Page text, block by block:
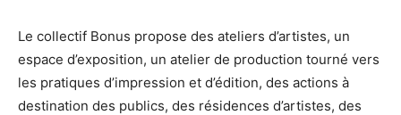
Le collectif Bonus propose des ateliers d’artistes, un
espace d’exposition, un atelier de production tourné vers
les pratiques d’impression et d’édition, des actions à
destination des publics, des résidences d’artistes, des